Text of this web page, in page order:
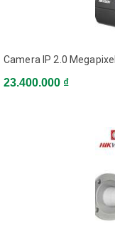
Image Settings
Camera IP 2.0
23.400.000 ₫